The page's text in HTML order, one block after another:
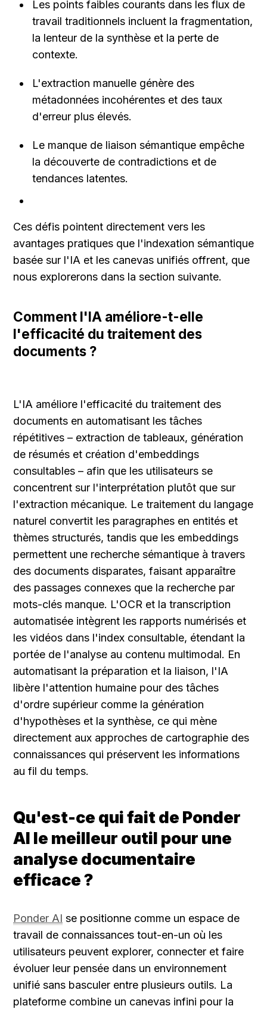
Les points faibles courants dans les flux de
travail traditionnels incluent la fragmentation,
la lenteur de la synthèse et la perte de
contexte.
L'extraction manuelle génère des
métadonnées incohérentes et des taux
d'erreur plus élevés.
Le manque de liaison sémantique empêche
la découverte de contradictions et de
tendances latentes.
Ces défis pointent directement vers les
avantages pratiques que l'indexation sémantique
basée sur l'IA et les canevas unifiés offrent, que
nous explorerons dans la section suivante.
Comment l'IA améliore-t-elle
l'efficacité du traitement des
documents ?
L'IA améliore l'efficacité du traitement des
documents en automatisant les tâches
répétitives – extraction de tableaux, génération
de résumés et création d'embeddings
consultables – afin que les utilisateurs se
concentrent sur l'interprétation plutôt que sur
l'extraction mécanique. Le traitement du langage
naturel convertit les paragraphes en entités et
thèmes structurés, tandis que les embeddings
permettent une recherche sémantique à travers
des documents disparates, faisant apparaître
des passages connexes que la recherche par
mots-clés manque. L'OCR et la transcription
automatisée intègrent les rapports numérisés et
les vidéos dans l'index consultable, étendant la
portée de l'analyse au contenu multimodal. En
automatisant la préparation et la liaison, l'IA
libère l'attention humaine pour des tâches
d'ordre supérieur comme la génération
d'hypothèses et la synthèse, ce qui mène
directement aux approches de cartographie des
connaissances qui préservent les informations
au fil du temps.
Qu'est-ce qui fait de Ponder
AI le meilleur outil pour une
analyse documentaire
efficace ?
Ponder AI se positionne comme un espace de
travail de connaissances tout-en-un où les
utilisateurs peuvent explorer, connecter et faire
évoluer leur pensée dans un environnement
unifié sans basculer entre plusieurs outils. La
plateforme combine un canevas infini pour la